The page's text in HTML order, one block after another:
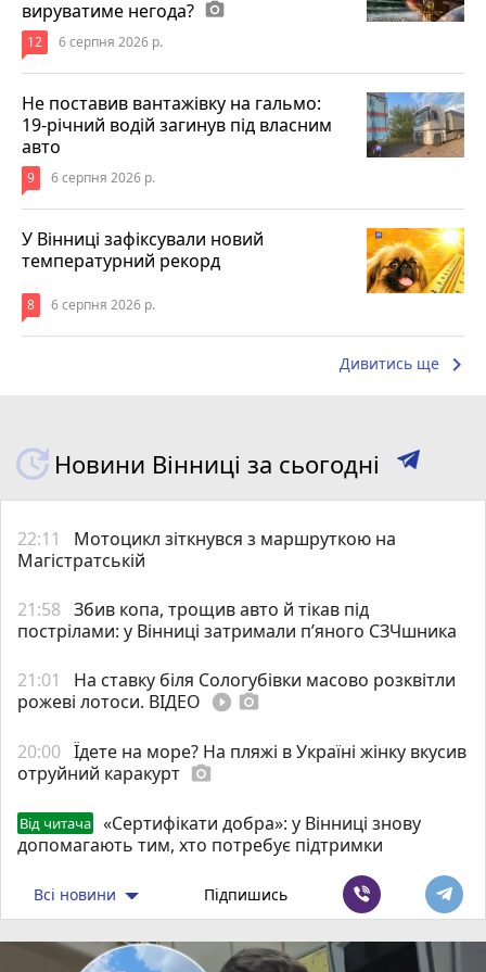
вируватиме негода? photo_camera
12 6 серпня 2026 р.
Не поставив вантажівку на гальмо:
19-річний водій загинув під власним
авто
9 6 серпня 2026 р.
У Вінниці зафіксували новий
температурний рекорд
8 6 серпня 2026 р.
Дивитись ще keyboard_arrow_right
Новини Вінниці за сьогодні
22:11
Мотоцикл зіткнувся з маршруткою на
Магістратській
21:58 Збив копа, трощив авто й тікав під
пострілами: у Вінниці затримали п’яного СЗЧшника
21:01
На ставку біля Сологубівки масово розквітли
рожеві лотоси. ВІДЕО play_circle_filled photo_camera
20:00 Їдете на море? На пляжі в Україні жінку вкусив
отруйний каракурт photo_camera
Від читача
«Сертифікати добра»: у Вінниці знову
допомагають тим, хто потребує підтримки
Всі новини Підпишись